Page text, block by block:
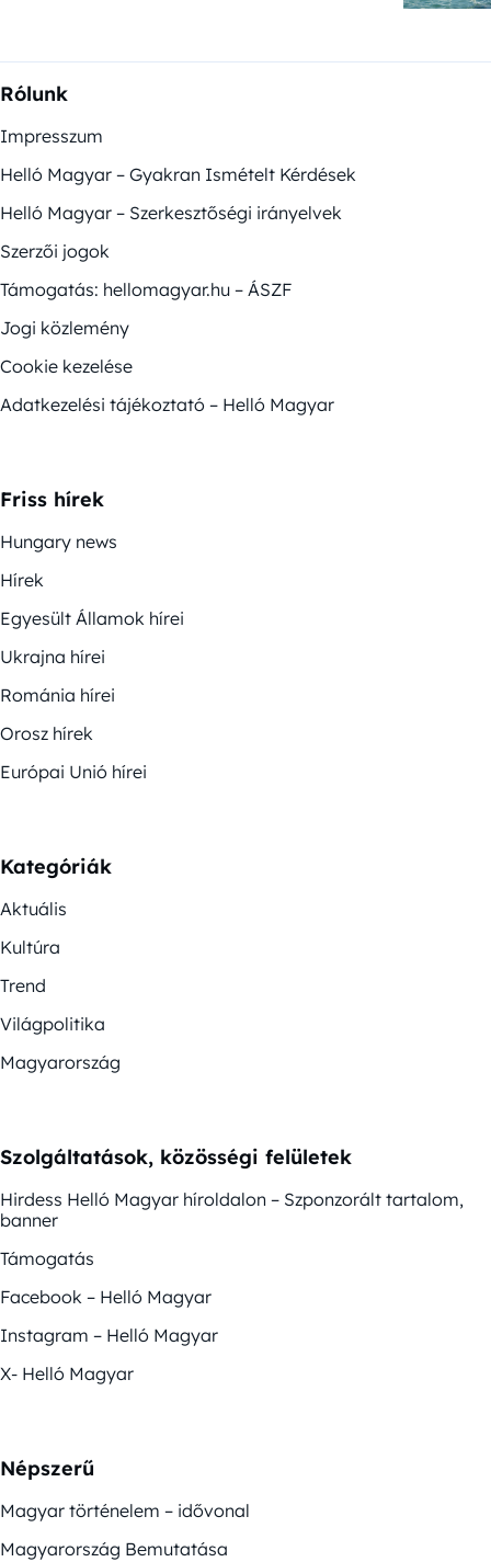
Rólunk
Impresszum
Helló Magyar – Gyakran Ismételt Kérdések
Helló Magyar – Szerkesztőségi irányelvek
Szerzői jogok
Támogatás: hellomagyar.hu – ÁSZF
Jogi közlemény
Cookie kezelése
Adatkezelési tájékoztató – Helló Magyar
Friss hírek
Hungary news
Hírek
Egyesült Államok hírei
Ukrajna hírei
Románia hírei
Orosz hírek
Európai Unió hírei
Kategóriák
Aktuális
Kultúra
Trend
Világpolitika
Magyarország
Szolgáltatások, közösségi felületek
Hirdess Helló Magyar híroldalon – Szponzorált tartalom,
banner
Támogatás
Facebook – Helló Magyar
Instagram – Helló Magyar
X- Helló Magyar
Népszerű
Magyar történelem – idővonal
Magyarország Bemutatása